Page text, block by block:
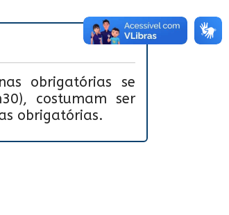
obrigatórias se
costumam ser
obrigatórias.